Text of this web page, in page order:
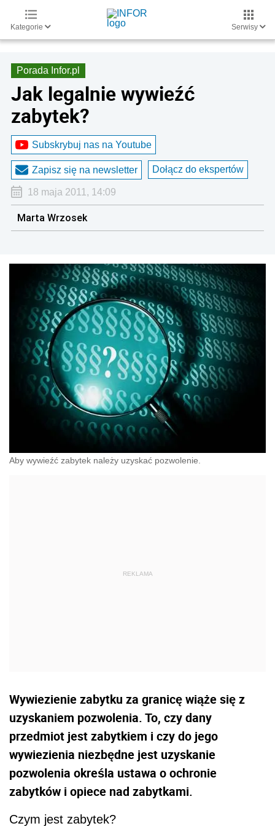
Kategorie Serwisy
Porada Infor.pl
Jak legalnie wywieźć
zabytek?
Subskrybuj nas na Youtube
Zapisz się na newsletter Dołącz do ekspertów
18 maja 2011, 14:09
Marta Wrzosek
Aby wywieźć zabytek należy uzyskać pozwolenie.
Wywiezienie zabytku za granicę wiąże się z
uzyskaniem pozwolenia. To, czy dany
przedmiot jest zabytkiem i czy do jego
wywiezienia niezbędne jest uzyskanie
pozwolenia określa ustawa o ochronie
zabytków i opiece nad zabytkami.
Czym jest zabytek?